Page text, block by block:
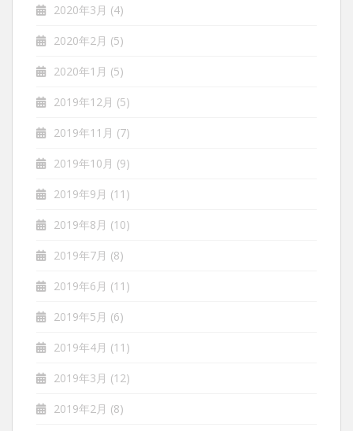
2020年3月 (4)
2020年2月 (5)
2020年1月 (5)
2019年12月 (5)
2019年11月 (7)
2019年10月 (9)
2019年9月 (11)
2019年8月 (10)
2019年7月 (8)
2019年6月 (11)
2019年5月 (6)
2019年4月 (11)
2019年3月 (12)
2019年2月 (8)